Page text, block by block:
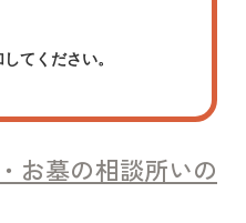
てください。
お墓の相談所いの